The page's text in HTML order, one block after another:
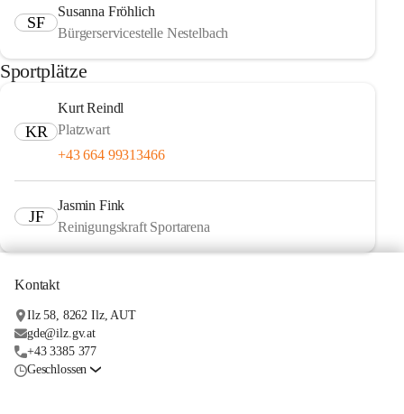
SF
Susanna Fröhlich
Bürgerservicestelle Nestelbach
Sportplätze
KR
Kurt Reindl
Platzwart
+43 664 99313466
JF
Jasmin Fink
Reinigungskraft Sportarena
Kontakt
Ilz 58, 8262 Ilz, AUT
gde@ilz.gv.at
+43 3385 377
Geschlossen